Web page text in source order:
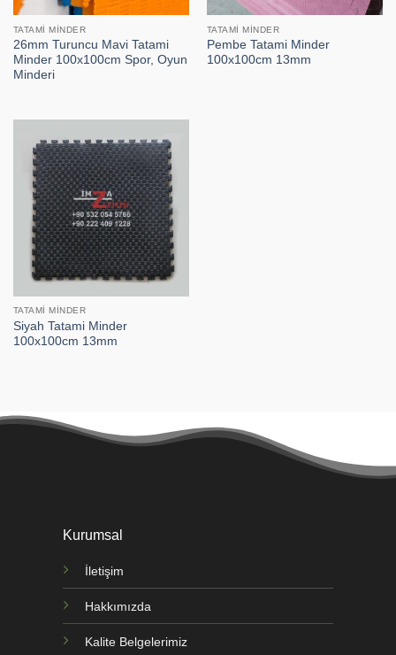
TATAMI MINDER
26mm Turuncu Mavi Tatami
Minder 100x100cm Spor, Oyun
Minderi
TATAMI MINDER
Pembe Tatami Minder
100x100cm 13mm
TATAMI MINDER
Siyah Tatami Minder
100x100cm 13mm
Kurumsal
İletişim
Hakkımızda
Kalite Belgelerimiz